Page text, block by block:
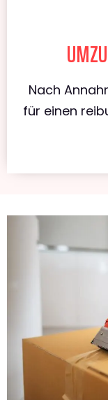
Nach
für einen